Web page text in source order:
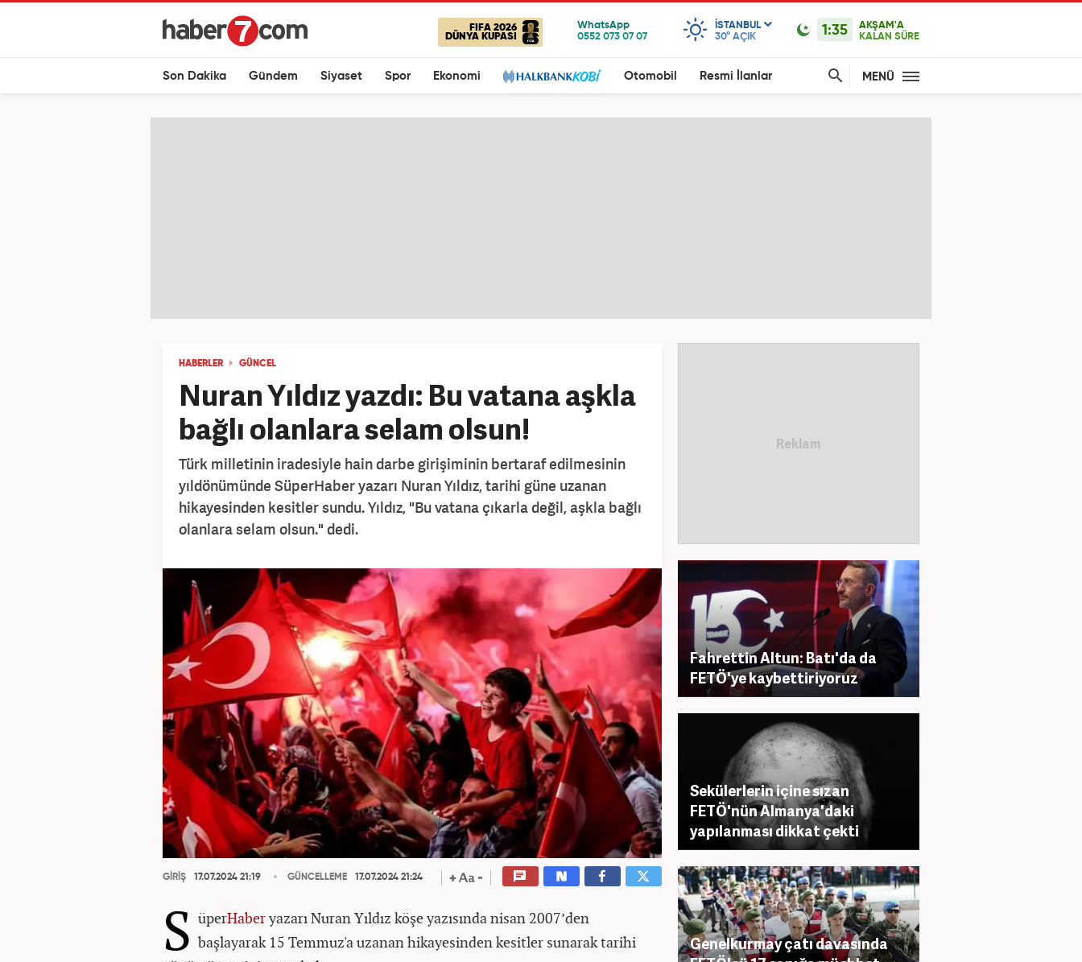
FIFA 2026
DÜNYA KUPASI
ISTANBUL
30° AÇIK 1:35
AKŞAM'A
KALAN SÜRE
Son Dakika Gündem Siyaset Spor Ekonomi Otomobil Resmi İlanlar MENÜ
HABERLER GÜNCEL
Nuran Yıldız yazdı: Bu vatana aşkla
bağlı olanlara selam olsun!
Türk milletinin iradesiyle hain darbe girişiminin bertaraf edilmesinin
yıldönümünde SüperHaber yazarı Nuran Yıldız, tarihi güne uzanan
hikayesinden kesitler sundu. Yıldız, "Bu vatana çıkarla değil, aşkla bağlı
olanlara selam olsun." dedi.
GİRİŞ 17.07.2024 21:19 GÜNCELLEME 17.07.2024 21:24
S üperHaberyazarı Nuran Yıldız köşe yazısında nisan 2007’den
başlayarak 15 Temmuz'a uzanan hikayesinden kesitler sunarak tarihi
Fahrettin Altun: Batı'da da
FETÖ'ye kaybettiriyoruz
Sekülerlerin içine sızan
FETÖ'nün Almanya'daki
yapılanması dikkat çekti
Genelkurmay çatı davasında